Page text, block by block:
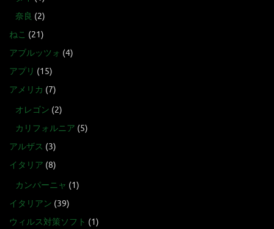
奈良 (2)
ねこ (21)
アブルッツォ (4)
アプリ (15)
アメリカ (7)
オレゴン (2)
カリフォルニア (5)
アルザス (3)
イタリア (8)
カンパーニャ (1)
イタリアン (39)
ウィルス対策ソフト (1)